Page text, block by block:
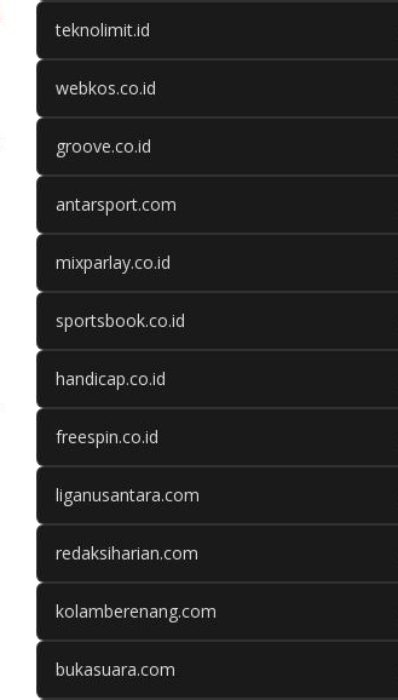
teknolimit.id
webkos.co.id
groove.co.id
antarsport.com
mixparlay.co.id
sportsbook.co.id
handicap.co.id
freespin.co.id
liganusantara.com
redaksiharian.com
kolamberenang.com
bukasuara.com